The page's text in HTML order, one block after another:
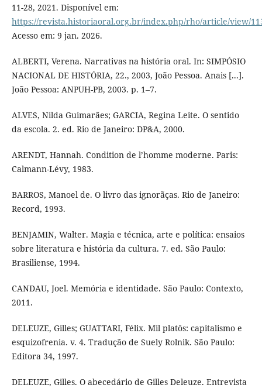
11-28, 2021. Disponível em:
https://revista.historiaoral.org.br/index.php/rho/article/view/
Acesso em: 9 jan. 2026.
ALBERTI, Verena. Narrativas na história oral. In: SIMPÓSIO
NACIONAL DE HISTÓRIA, 22., 2003, João Pessoa. Anais [...].
João Pessoa: ANPUH-PB, 2003. p. 1–7.
ALVES, Nilda Guimarães; GARCIA, Regina Leite. O sentido
da escola. 2. ed. Rio de Janeiro: DP&A, 2000.
ARENDT, Hannah. Condition de l’homme moderne. Paris:
Calmann-Lévy, 1983.
BARROS, Manoel de. O livro das ignorãças. Rio de Janeiro:
Record, 1993.
BENJAMIN, Walter. Magia e técnica, arte e política: ensaios
sobre literatura e história da cultura. 7. ed. São Paulo:
Brasiliense, 1994.
CANDAU, Joel. Memória e identidade. São Paulo: Contexto,
2011.
DELEUZE, Gilles; GUATTARI, Félix. Mil platôs: capitalismo e
esquizofrenia. v. 4. Tradução de Suely Rolnik. São Paulo:
Editora 34, 1997.
DELEUZE, Gilles. O abecedário de Gilles Deleuze. Entrevista